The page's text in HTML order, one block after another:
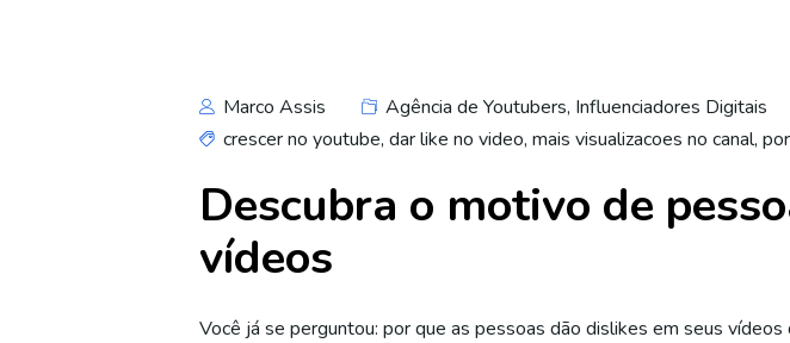
Marco Assis Agência de Youtubers, Influenciadores Digitais
crescer no youtube, dar like no video, mais visualizacoes no canal,
Descubra o motivo de
vídeos
Você já se perguntou: por que as pessoas dão dislikes em seus